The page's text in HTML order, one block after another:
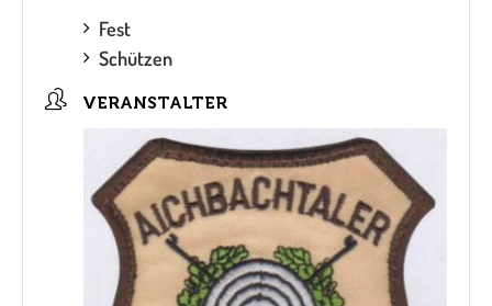
Fest
Schützen
VERANSTALTER